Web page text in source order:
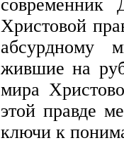
Христовой
абсурдному
жившие на
мира
этой правде
ключи к